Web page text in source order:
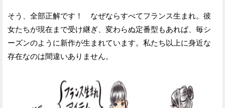
そう、全部正解です！ なぜならすべてフランス生まれ。彼
女たちが現在まで受け継ぎ、変わらぬ定番型もあれば、毎シ
ーズンのように新作が生まれています。私たち以上に身近な
存在なのは間違いありません。